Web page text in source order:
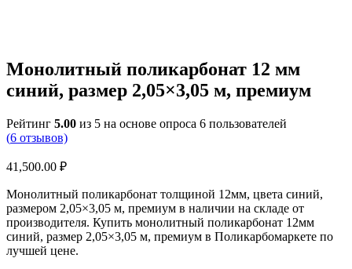
Монолитный поликарбонат 12 мм
синий, размер 2,05×3,05 м, премиум
Рейтинг 5.00 из 5 на основе опроса 6 пользователей
(6 отзывов)
41,500.00 ₽
Монолитный поликарбонат толщиной 12мм, цвета синий,
размером 2,05×3,05 м, премиум в наличии на складе от
производителя. Купить монолитный поликарбонат 12мм
синий, размер 2,05×3,05 м, премиум в Поликарбомаркете по
лучшей цене.